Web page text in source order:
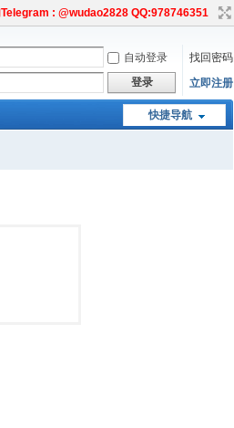
Telegram : @wudao2828 QQ:978746351
自动登录
找回密码
登录 立即注册
快捷导航